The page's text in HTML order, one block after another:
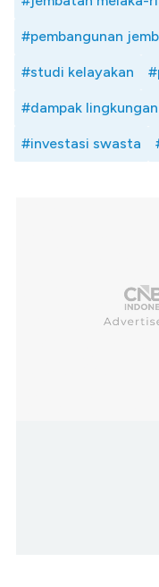
#pembangunan
#studi kelayakan
#dampak lingkungan
#investasi swasta